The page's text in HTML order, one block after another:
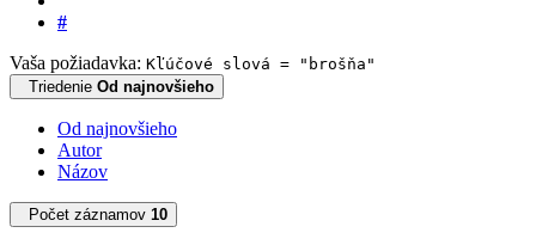
#
Vaša požiadavka: Kľúčové slová = "brošňa"
Triedenie Od najnovšieho
Od najnovšieho
Autor
Názov
Počet záznamov 10